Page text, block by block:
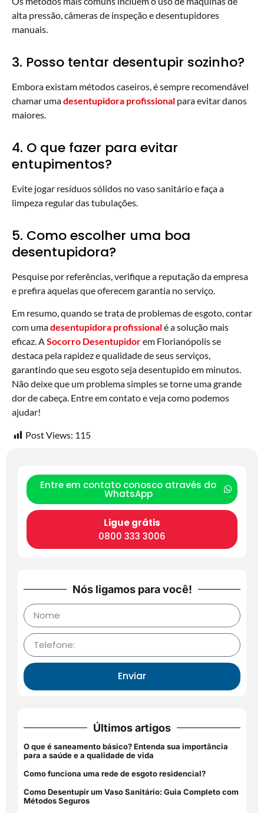
alta pressão, câmeras de inspeção e desentupidores
manuais.
3. Posso tentar desentupir sozinho?
Embora existam métodos caseiros, é sempre recomendável
chamar umadesentupidora profissional para evitar danos
maiores.
4. O que fazer para evitar
entupimentos?
Evite jogar resíduos sólidos no vaso sanitário e faça a
limpeza regular das tubulações.
5. Como escolher uma boa
desentupidora?
Pesquise por referências, verifique a reputação da empresa
e prefira aquelas que oferecem garantia no serviço.
Em resumo, quando se trata de problemas de esgoto, contar
com umadesentupidora profissionalé a solução mais
eficaz. ASocorro Desentupidorem Florianópolis se
destaca pela rapidez e qualidade de seus serviços,
garantindo que seu esgoto seja desentupido em minutos.
Não deixe que um problema simples se torne uma grande
dor de cabeça. Entre em contato e veja como podemos
ajudar!
Post Views: 115
Entre em contato conosco através do
WhatsApp
Ligue grátis
0800 333 3006
Nós ligamos para você!
Enviar
Últimos artigos
O que é saneamento básico? Entenda sua importância
para a saúde e a qualidade de vida
Como funciona uma rede de esgoto residencial?
Como Desentupir um Vaso Sanitário: Guia Completo com
Métodos Seguros